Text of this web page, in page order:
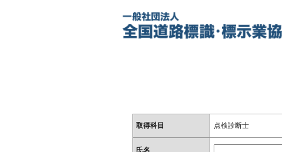
取得科目 点検診断士